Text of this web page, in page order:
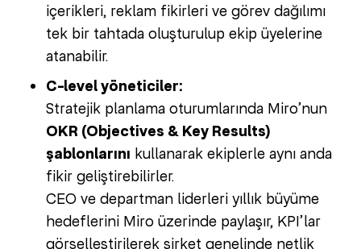
içerikleri, reklam fikirleri ve görev dağılımı
tek bir tahtada oluşturulup ekip üyelerine
atanabilir.
C-level yöneticiler:
Stratejik planlama oturumlarında Miro’nun
OKR (Objectives & Key Results)
şablonlarını kullanarak ekiplerle aynı anda
fikir geliştirebilirler.
CEO ve departman liderleri yıllık büyüme
hedeflerini Miro üzerinde paylaşır, KPI’lar
görselleştirilerek şirket genelinde netlik